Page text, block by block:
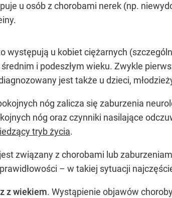
u osób z chorobami nerek (np.
występują u kobiet ciężarnych
i podeszłym wieku. Zwykle
jest także u dzieci,
nóg zalicza się zaburzenia
nóg oraz czynniki nasilające
tryb życia.
związany z chorobami lub
– w takiej sytuacji
z wiekiem. Wystąpienie objawów